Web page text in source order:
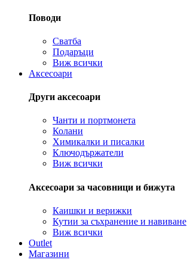
Поводи
Сватба
Подаръци
Виж всички
Аксесоари
Други аксесоари
Чанти и портмонета
Колани
Химикалки и писалки
Ключодържатели
Виж всички
Аксесоари за часовници и бижута
Каишки и верижки
Кутии за съхранение и навиване
Виж всички
Outlet
Магазини